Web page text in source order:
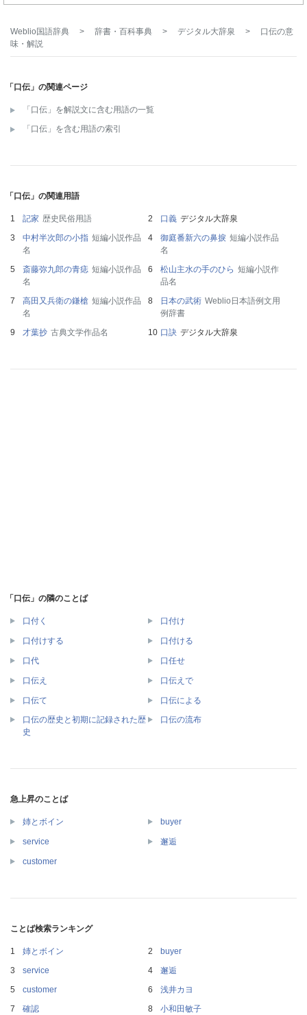
Weblio国語辞典 > 辞書・百科事典 > デジタル大辞泉 > 口伝の意
味・解説
「口伝」の関連ページ
「口伝」を解説文に含む用語の一覧
「口伝」を含む用語の索引
「口伝」の関連用語
記家 歴史民俗用語 口義 デジタル大辞泉
中村半次郎の小指 短編小説作品
名
御庭番新六の鼻捩 短編小説作品
名
斎藤弥九郎の青痣 短編小説作品
名
松山主水の手のひら 短編小説作
品名
高田又兵衛の鎌槍 短編小説作品
名
日本の武術 Weblio日本語例文用
例辞書
才葉抄 古典文学作品名 口訣 デジタル大辞泉
「口伝」の隣のことば
口付く 口付け
口付けする 口付ける
口代 口任せ
口伝え 口伝えで
口伝て
口伝による
口伝の歴史と初期に記録された歴
史
口伝の流布
急上昇のことば
姉とボイン buyer
service 邂逅
customer
ことば検索ランキング
姉とボイン
buyer
service
邂逅
customer
浅井カヨ
確認
小和田敏子